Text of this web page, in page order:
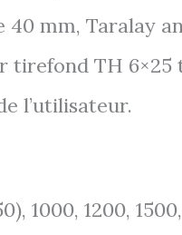
40 mm, Taralay
tirefond TH
l’utilisateur.
1000, 1200,